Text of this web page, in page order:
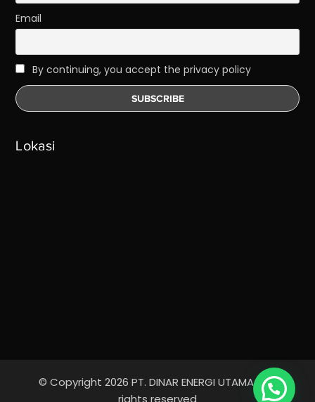
Email
By continuing, you accept the privacy policy
Lokasi
© Copyright 2026 PT. DINAR ENERGI UTAMA - All
rights reserved
Ada yang bisa kami bantu?